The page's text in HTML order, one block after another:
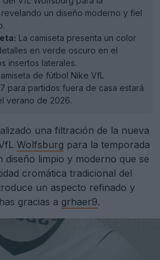
un diseño moderno y fiel
La camiseta presenta un color
en verde oscuro en el
insertos laterales.
de fútbol Nike VfL
para partidos fuera de casa estará
verano de 2026.
una filtración de la nueva
Wolfsburg para la temporada
diseño limpio y moderno que se
cromática tradicional del
un aspecto refinado y
gracias a grhaer9.